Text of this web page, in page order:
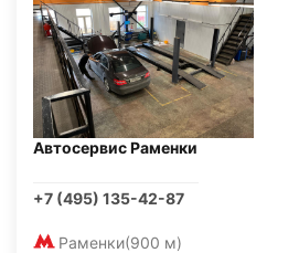
Автосервис Раменки
+7 (495) 135-42-87
Раменки(900 м)